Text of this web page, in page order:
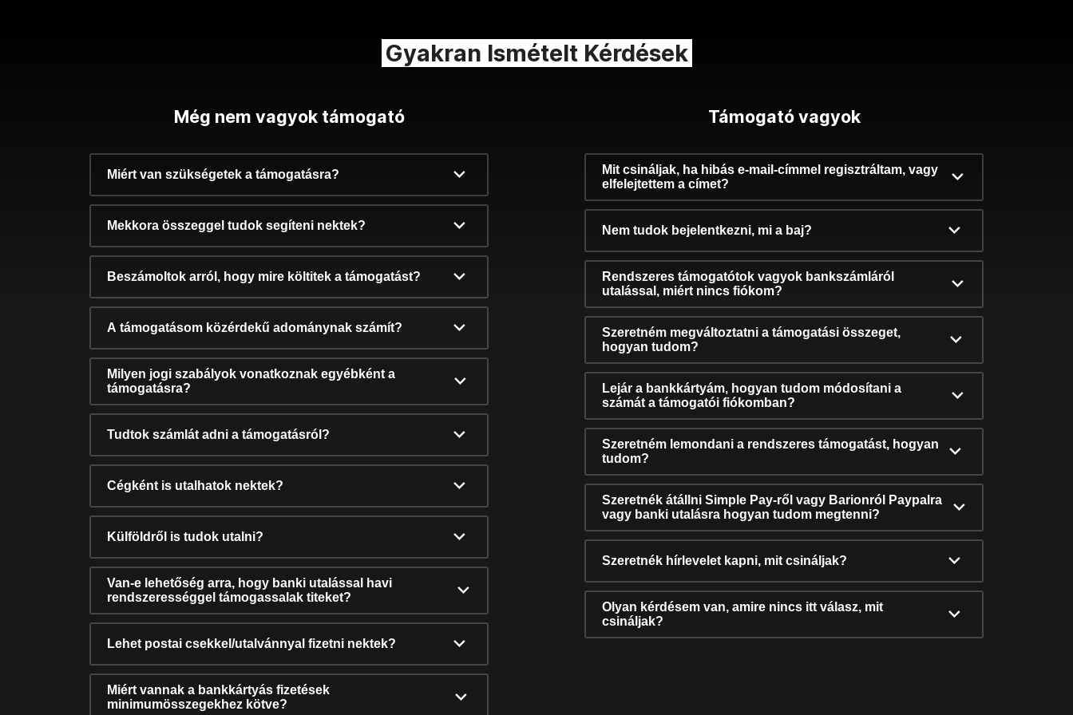
Gyakran Ismételt Kérdések
Még nem vagyok támogató
Miért van szükségetek a támogatásra?
Mekkora összeggel tudok segíteni nektek?
Beszámoltok arról, hogy mire költitek a támogatást?
A támogatásom közérdekű adománynak számít?
Milyen jogi szabályok vonatkoznak egyébként a
támogatásra?
Tudtok számlát adni a támogatásról?
Cégként is utalhatok nektek?
Külföldről is tudok utalni?
Van-e lehetőség arra, hogy banki utalással havi
rendszerességgel támogassalak titeket?
Lehet postai csekkel/utalvánnyal fizetni nektek?
Miért vannak a bankkártyás fizetések
minimumösszegekhez kötve?
Támogató vagyok
Mit csináljak, ha hibás e-mail-címmel regisztráltam, vagy
elfelejtettem a címet?
Nem tudok bejelentkezni, mi a baj?
Rendszeres támogatótok vagyok bankszámláról
utalással, miért nincs fiókom?
Szeretném megváltoztatni a támogatási összeget,
hogyan tudom?
Lejár a bankkártyám, hogyan tudom módosítani a
számát a támogatói fiókomban?
Szeretném lemondani a rendszeres támogatást, hogyan
tudom?
Szeretnék átállni Simple Pay-ről vagy Barionról Paypalra
vagy banki utalásra hogyan tudom megtenni?
Szeretnék hírlevelet kapni, mit csináljak?
Olyan kérdésem van, amire nincs itt válasz, mit
csináljak?